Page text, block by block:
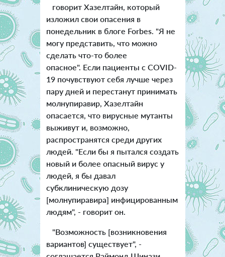
говорит Хазелтайн, который
изложил свои опасения в
понедельник в блоге Forbes. "Я не
могу представить, что можно
сделать что-то более
опасное". Если пациенты с COVID-
19 почувствуют себя лучше через
пару дней и перестанут принимать
молнупиравир, Хазелтайн
опасается, что вирусные мутанты
выживут и, возможно,
распространятся среди других
людей. "Если бы я пытался создать
новый и более опасный вирус у
людей, я бы давал
субклиническую дозу
[молнупиравира] инфицированным
людям", - говорит он.
"Возможность [возникновения
вариантов] существует", -